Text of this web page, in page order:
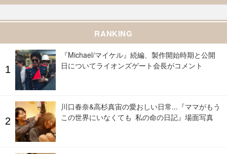
RANKING
『Michael/マイケル』続編、製作開始時期と公開
日についてライオンズゲート会長がコメント
川口春奈&高杉真宙の愛おしい日常...『ママがもう
この世界にいなくても 私の命の日記』場面写真